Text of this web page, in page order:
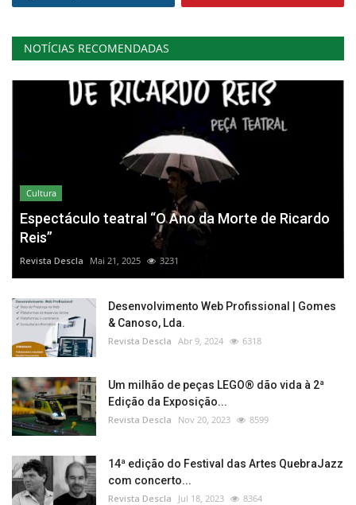
NOTÍCIAS RECOMENDADAS
Cultura
Espectáculo teatral “O Ano da Morte de Ricardo
Reis”
Revista Descla Mai 21, 2025 3231
Desenvolvimento Web Profissional | Gomes
& Canoso, Lda.
Revista Descla Abr 9, 2024 6318
Um milhão de peças LEGO® dão vida à 2ª
Edição da Exposição...
Revista Descla Nov 20, 2023 8599
14ª edição do Festival das Artes QuebraJazz
com concerto...
Revista Descla Jul 18, 2023 8364